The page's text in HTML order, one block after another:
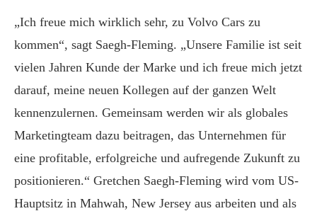
„Ich freue mich wirklich sehr, zu Volvo Cars zu
kommen“, sagt Saegh-Fleming. „Unsere Familie ist seit
vielen Jahren Kunde der Marke und ich freue mich jetzt
darauf, meine neuen Kollegen auf der ganzen Welt
kennenzulernen. Gemeinsam werden wir als globales
Marketingteam dazu beitragen, das Unternehmen für
eine profitable, erfolgreiche und aufregende Zukunft zu
positionieren.“ Gretchen Saegh-Fleming wird vom US-
Hauptsitz in Mahwah, New Jersey aus arbeiten und als